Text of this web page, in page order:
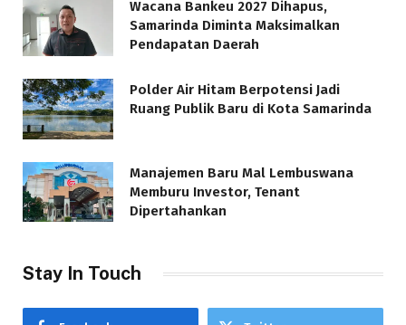
Wacana Bankeu 2027 Dihapus,
Samarinda Diminta Maksimalkan
Pendapatan Daerah
Polder Air Hitam Berpotensi Jadi
Ruang Publik Baru di Kota Samarinda
Manajemen Baru Mal Lembuswana
Memburu Investor, Tenant
Dipertahankan
Stay In Touch